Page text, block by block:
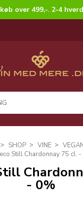
over 499,-. 2-4
SHOP VINE
Still Chardonnay 75 cl.
- 0%